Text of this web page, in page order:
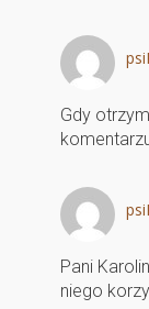
Gdy
Pani
niego